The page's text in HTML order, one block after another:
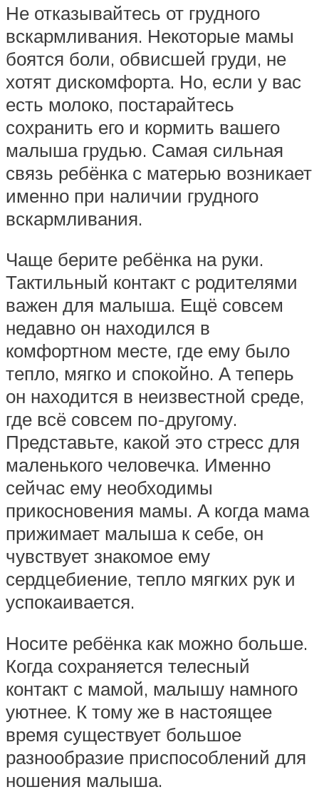
Не отказывайтесь от грудного
вскармливания. Некоторые мамы
боятся боли, обвисшей груди, не
хотят дискомфорта. Но, если у вас
есть молоко, постарайтесь
сохранить его и кормить вашего
малыша грудью. Самая сильная
связь ребёнка с матерью возникает
именно при наличии грудного
вскармливания.
Чаще берите ребёнка на руки.
Тактильный контакт с родителями
важен для малыша. Ещё совсем
недавно он находился в
комфортном месте, где ему было
тепло, мягко и спокойно. А теперь
он находится в неизвестной среде,
где всё совсем по-другому.
Представьте, какой это стресс для
маленького человечка. Именно
сейчас ему необходимы
прикосновения мамы. А когда мама
прижимает малыша к себе, он
чувствует знакомое ему
сердцебиение, тепло мягких рук и
успокаивается.
Носите ребёнка как можно больше.
Когда сохраняется телесный
контакт с мамой, малышу намного
уютнее. К тому же в настоящее
время существует большое
разнообразие приспособлений для
ношения малыша.